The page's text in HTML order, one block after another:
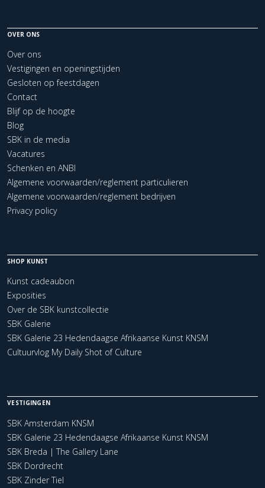
OVER ONS
Over ons
Vestigingen en openingstijden
Gesloten op feestdagen
Contact
Blijf op de hoogte
Blog
SBK in de media
Vacatures
Schenken en ANBI
Algemene voorwaarden/reglement particulieren
Algemene voorwaarden/reglement bedrijven
Privacy policy
SHOP KUNST
Kunst cadeaubon
Exposities
Over de SBK kunstcollectie
SBK Galerie
SBK Galerie 23 Hedendaagse Afrikaanse Kunst KNSM
Cultuurvlog My Daily Shot of Culture
VESTIGINGEN
SBK Amsterdam KNSM
SBK Galerie 23 Hedendaagse Afrikaanse Kunst KNSM
SBK Breda | The Gallery Lane
SBK Dordrecht
SBK Zinder Tiel